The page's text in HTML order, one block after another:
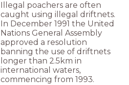
Illegal poachers are often
caught using illegal driftnets.
In December 1991 the United
Nations General Assembly
approved a resolution
banning the use of driftnets
longer than 2.5km in
international waters,
commencing from 1993.